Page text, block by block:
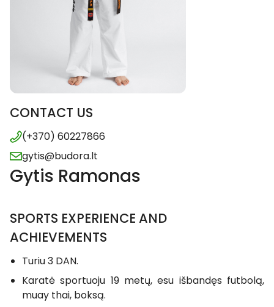
CONTACT US
(+370) 60227866
gytis@budora.lt
Gytis Ramonas
SPORTS EXPERIENCE AND
ACHIEVEMENTS
Turiu 3 DAN.
Karatė sportuoju 19 metų, esu išbandęs futbolą,
muay thai, boksą.